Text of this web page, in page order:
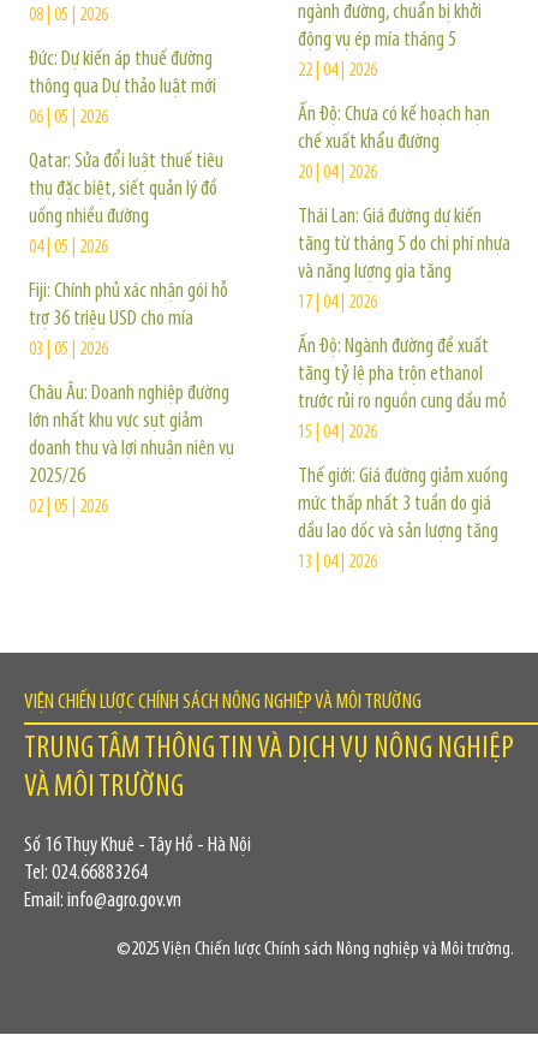
08 | 05 | 2026
Đức: Dự kiến áp thuế đường
thông qua Dự thảo luật mới
06 | 05 | 2026
Qatar: Sửa đổi luật thuế tiêu
thụ đặc biệt, siết quản lý đồ
uống nhiều đường
04 | 05 | 2026
Fiji: Chính phủ xác nhận gói hỗ
trợ 36 triệu USD cho mía
03 | 05 | 2026
Châu Âu: Doanh nghiệp đường
lớn nhất khu vực sụt giảm
doanh thu và lợi nhuận niên vụ
2025/26
02 | 05 | 2026
ngành đường, chuẩn bị khởi
động vụ ép mía tháng 5
22 | 04 | 2026
Ấn Độ: Chưa có kế hoạch hạn
chế xuất khẩu đường
20 | 04 | 2026
Thái Lan: Giá đường dự kiến
tăng từ tháng 5 do chi phí nhựa
và năng lượng gia tăng
17 | 04 | 2026
Ấn Độ: Ngành đường đề xuất
tăng tỷ lệ pha trộn ethanol
trước rủi ro nguồn cung dầu mỏ
15 | 04 | 2026
Thế giới: Giá đường giảm xuống
mức thấp nhất 3 tuần do giá
dầu lao dốc và sản lượng tăng
13 | 04 | 2026
VIỆN CHIẾN LƯỢC CHÍNH SÁCH NÔNG NGHIỆP VÀ MÔI TRƯỜNG
TRUNG TÂM THÔNG TIN VÀ DỊCH VỤ NÔNG NGHIỆP
VÀ MÔI TRƯỜNG
Số 16 Thụy Khuê - Tây Hồ - Hà Nội
Tel: 024.66883264
Email: info@agro.gov.vn
©2025 Viện Chiến lược Chính sách Nông nghiệp và Môi trường.